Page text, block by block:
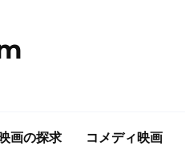
画の探求 コメディ映画